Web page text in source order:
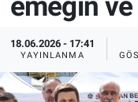
18.06.2026 - 17:41
YAYINLANMA
Spor
Magazin
Tüm Haberler
Namaz Vakitleri
Trafik Durumu
Süper Lig